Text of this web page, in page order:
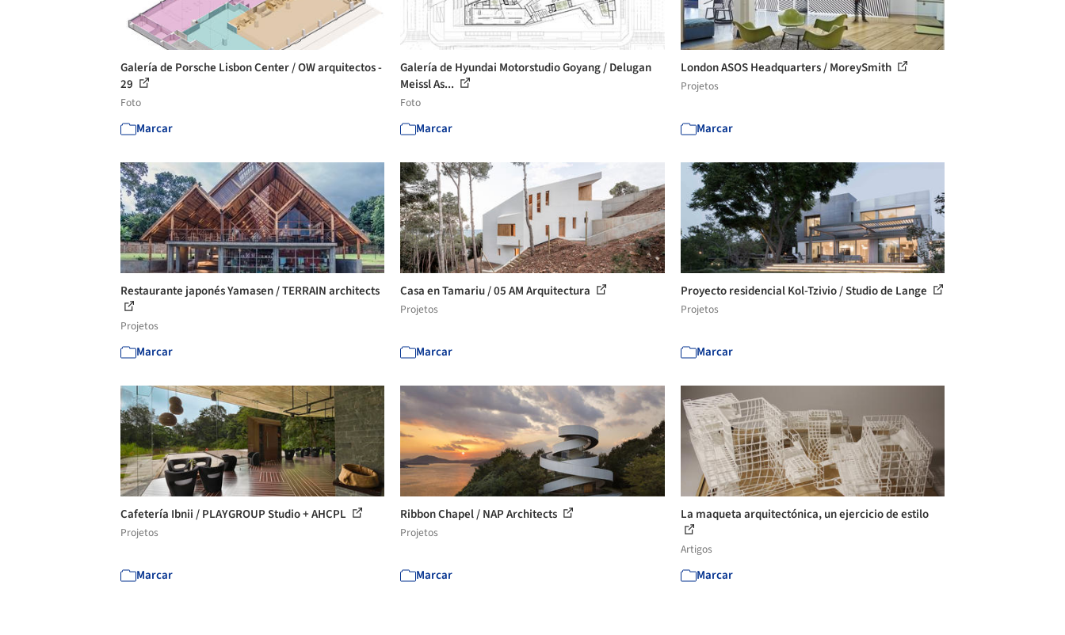
Galería de Porsche Lisbon Center / OW arquitectos -
29
Foto
Marcar
Galería de Hyundai Motorstudio Goyang / Delugan
Meissl As...
Foto
Marcar
London ASOS Headquarters / MoreySmith
Projetos
Marcar
Restaurante japonés Yamasen / TERRAIN architects
Projetos
Marcar
Casa en Tamariu / 05 AM Arquitectura
Projetos
Marcar
Proyecto residencial Kol-Tzivio / Studio de Lange
Projetos
Marcar
Cafetería Ibnii / PLAYGROUP Studio + AHCPL
Projetos
Marcar
Ribbon Chapel / NAP Architects
Projetos
Marcar
La maqueta arquitectónica, un ejercicio de estilo
Artigos
Marcar